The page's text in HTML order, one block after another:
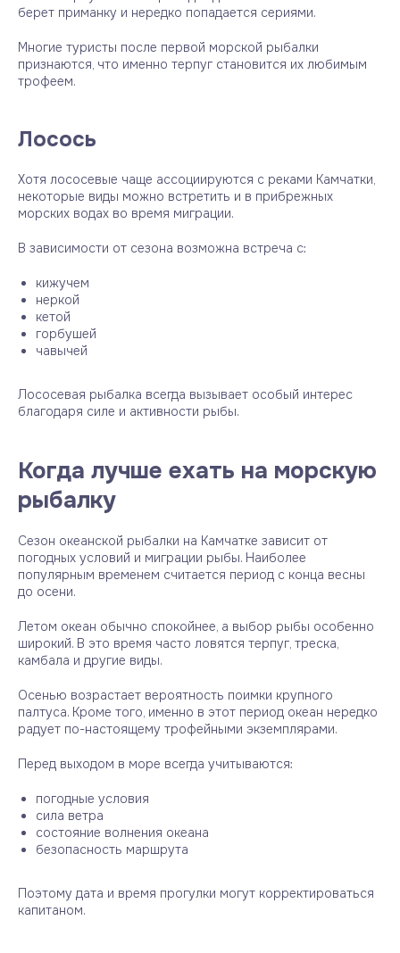
берет приманку и нередко попадается сериями.
Многие туристы после первой морской рыбалки
признаются, что именно терпуг становится их любимым
трофеем.
Лосось
Хотя лососевые чаще ассоциируются с реками Камчатки,
некоторые виды можно встретить и в прибрежных
морских водах во время миграции.
В зависимости от сезона возможна встреча с:
кижучем
неркой
кетой
горбушей
чавычей
Лососевая рыбалка всегда вызывает особый интерес
благодаря силе и активности рыбы.
Когда лучше ехать на морскую
рыбалку
Сезон океанской рыбалки на Камчатке зависит от
погодных условий и миграции рыбы. Наиболее
популярным временем считается период с конца весны
до осени.
Летом океан обычно спокойнее, а выбор рыбы особенно
широкий. В это время часто ловятся терпуг, треска,
камбала и другие виды.
Осенью возрастает вероятность поимки крупного
палтуса. Кроме того, именно в этот период океан нередко
радует по-настоящему трофейными экземплярами.
Перед выходом в море всегда учитываются:
погодные условия
сила ветра
состояние волнения океана
безопасность маршрута
Поэтому дата и время прогулки могут корректироваться
капитаном.